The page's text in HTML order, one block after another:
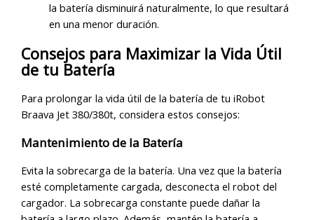
la batería disminuirá naturalmente, lo que resultará
en una menor duración.
Consejos para Maximizar la Vida Útil
de tu Batería
Para prolongar la vida útil de la batería de tu iRobot
Braava Jet 380/380t, considera estos consejos:
Mantenimiento de la Batería
Evita la sobrecarga de la batería. Una vez que la batería
esté completamente cargada, desconecta el robot del
cargador. La sobrecarga constante puede dañar la